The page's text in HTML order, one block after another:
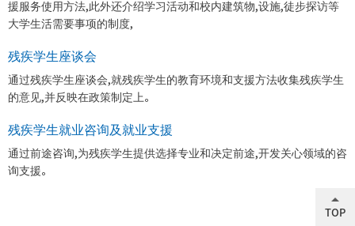
援服务使用方法,此外还介绍学习活动和校内建筑物,设施,徒步探访等
大学生活需要事项的制度,
残疾学生座谈会
通过残疾学生座谈会,就残疾学生的教育环境和支援方法收集残疾学生
的意见,并反映在政策制定上。
残疾学生就业咨询及就业支援
通过前途咨询,为残疾学生提供选择专业和决定前途,开发关心领域的咨
询支援。
TOP